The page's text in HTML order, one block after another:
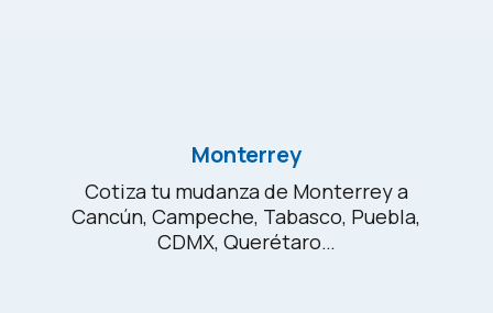
Monterrey
Cotiza tu mudanza de Monterrey a
Cancún, Campeche, Tabasco, Puebla,
CDMX, Querétaro…